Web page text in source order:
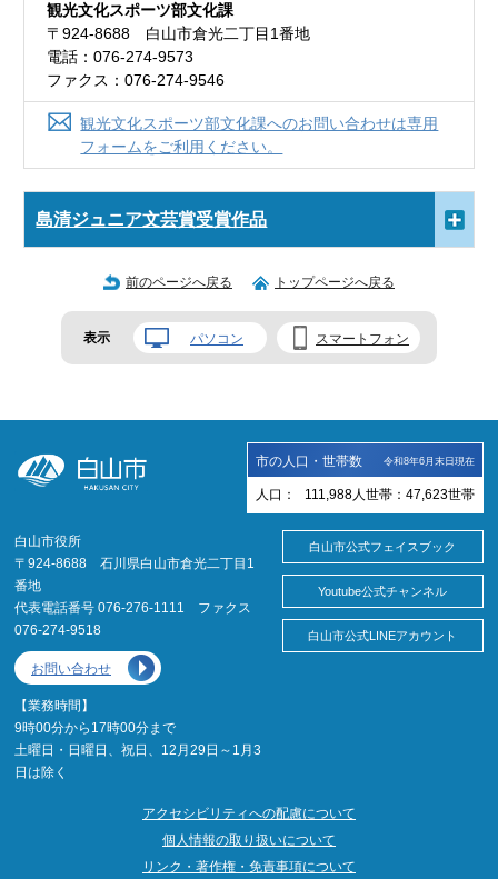
観光文化スポーツ部文化課
〒924-8688 白山市倉光二丁目1番地
電話：076-274-9573
ファクス：076-274-9546
観光文化スポーツ部文化課へのお問い合わせは専用
フォームをご利用ください。
島清ジュニア文芸賞受賞作品
前のページへ戻る トップページへ戻る
表示 パソコン スマートフォン
市の人口・世帯数 令和8年6月末日現在
人口： 111,988 人 世帯： 47,623世帯
白山市役所
〒924-8688 石川県白山市倉光二丁目1
番地
代表電話番号 076-276-1111 ファクス
076-274-9518
お問い合わせ
【業務時間】
9時00分から17時00分まで
土曜日・日曜日、祝日、12月29日～1月3
日は除く
白山市公式フェイスブック
Youtube公式チャンネル
白山市公式LINEアカウント
アクセシビリティへの配慮について
個人情報の取り扱いについて
リンク・著作権・免責事項について